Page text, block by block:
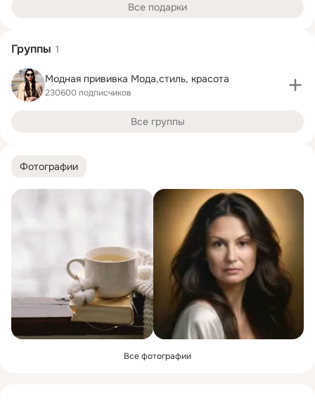
Фотографии
Все фотографии
Все подарки
Группы 1
Модная прививка Мода,стиль, красота
230600 подписчиков
Все группы